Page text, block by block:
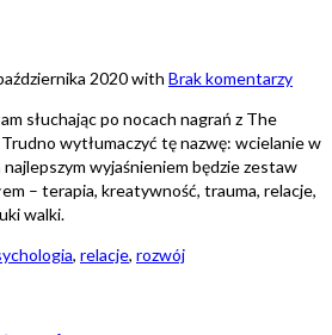
2020with Brak komentarzy
słuchając po nocach nagrań z The
wytłumaczyć tę nazwę: wcielanie w
wyjaśnieniem będzie zestaw
– terapia, kreatywność, trauma, relacje,
walki.
, relacje, rozwój